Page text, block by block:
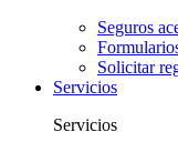
Seguros
Solicitar
Servicios
Servicios